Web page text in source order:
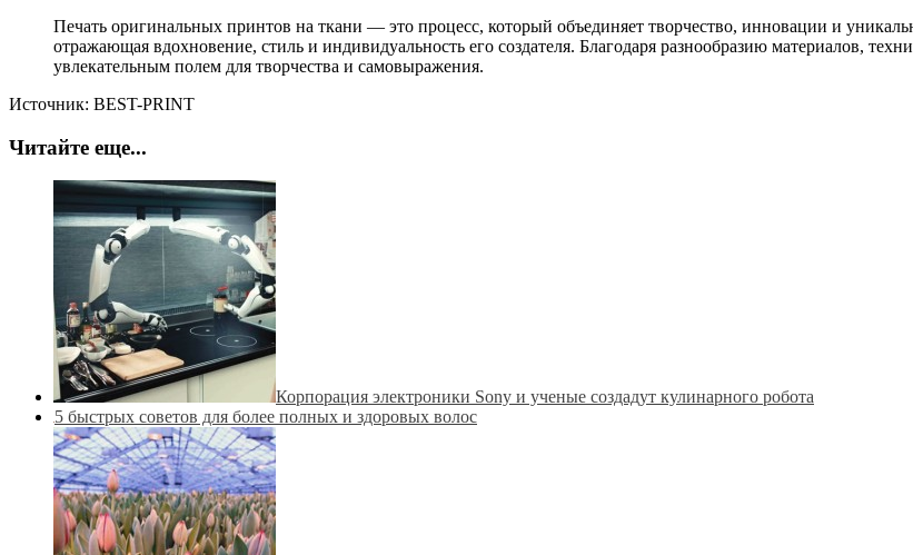
Печать оригинальных принтов на ткани — это процесс, который объединяет творчество, инновации и
отражающая вдохновение, стиль и индивидуальность его создателя. Благодаря разнообразию материалов,
увлекательным полем для творчества и самовыражения.
Источник: BEST-PRINT
Читайте еще...
Корпорация электроники Sony и ученые создадут кулинарного робота
5 быстрых советов для более полных и здоровых волос